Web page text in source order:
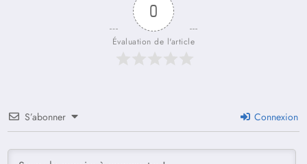
0
Évaluation de l'article
S’abonner Connexion